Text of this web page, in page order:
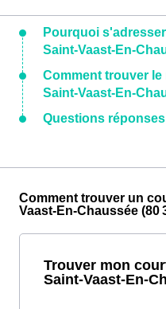
Pourquoi
Saint-Vaast-En-
Comment trouver
Saint-Vaast-En-
Questions réponses
Comment trouver un
Vaast-En-Chaussée (80
Trouver mon
Saint-Vaast-En-